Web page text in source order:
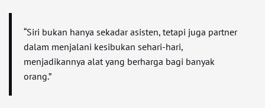
“Siri bukan hanya sekadar asisten, tetapi juga partner
dalam menjalani kesibukan sehari-hari,
menjadikannya alat yang berharga bagi banyak
orang.”